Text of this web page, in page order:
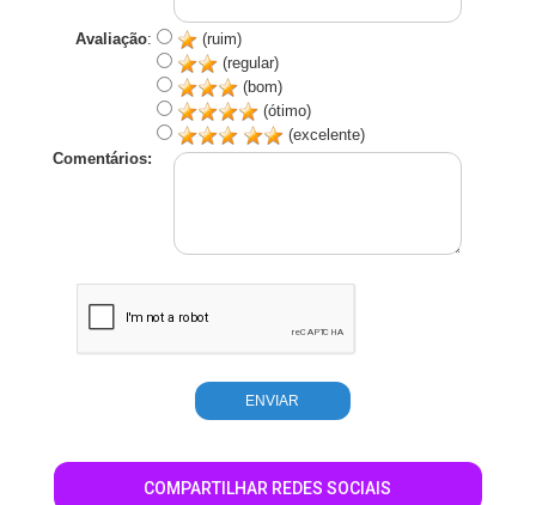
Avaliação:
(ruim)
(regular)
(bom)
(ótimo)
(excelente)
Comentários:
COMPARTILHAR REDES SOCIAIS